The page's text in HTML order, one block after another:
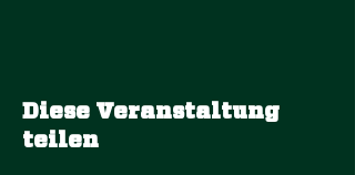
Diese Veranstaltung
teilen